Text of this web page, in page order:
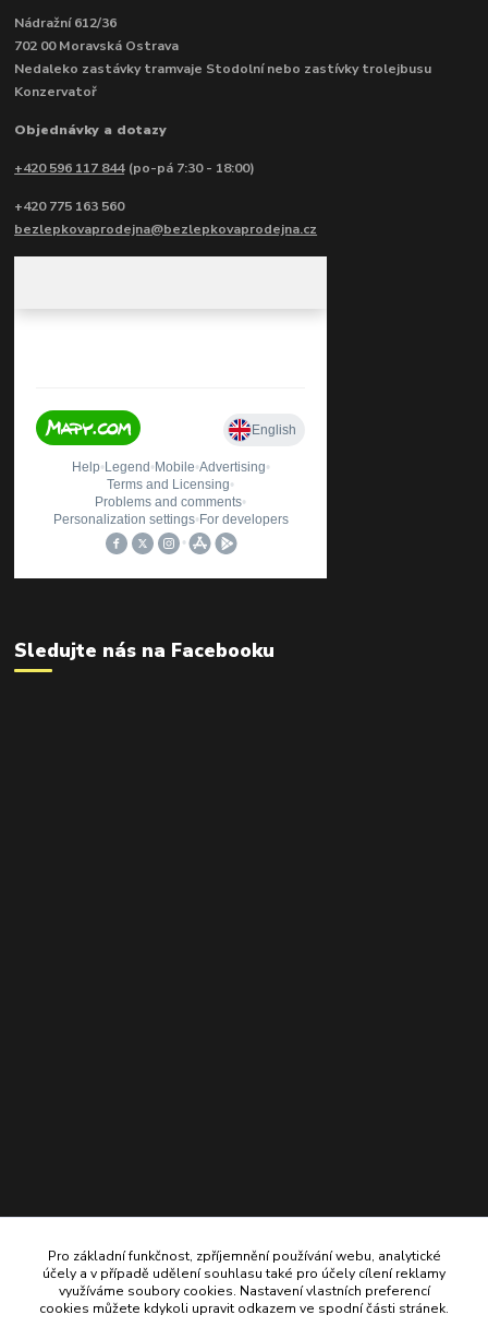
Nádražní 612/36
702 00 Moravská Ostrava
Nedaleko zastávky tramvaje Stodolní nebo zastívky trolejbusu
Konzervatoř
Objednávky a dotazy
+420 596 117 844 (po-pá 7:30 - 18:00)
+420 775 163 560
bezlepkovaprodejna@bezlepkovaprodejna.cz
Sledujte nás na Facebooku
Pro základní funkčnost, zpříjemnění používání webu, analytické
účely a v případě udělení souhlasu také pro účely cílení reklamy
využíváme soubory cookies. Nastavení vlastních preferencí
cookies můžete kdykoli upravit odkazem ve spodní části stránek.